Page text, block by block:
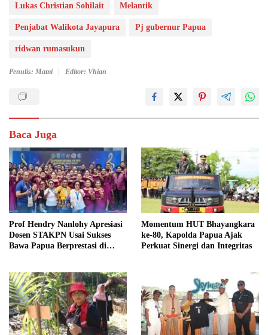
Lukas Christian Sohilait Melantik
Penjabat Walikota Jayapura Pj gubernur Papua
ridwan rumasukun
Penulis: Mami Editor: Vhian
Baca Juga
Prof Hendry Nanlohy Apresiasi
Dosen STAKPN Usai Sukses
Bawa Papua Berprestasi di
Momentum HUT Bhayangkara
ke-80, Kapolda Papua Ajak
Perkuat Sinergi dan Integritas